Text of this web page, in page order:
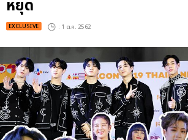
หยุด
EXCLUSIVE : 1 ต.ค. 2562